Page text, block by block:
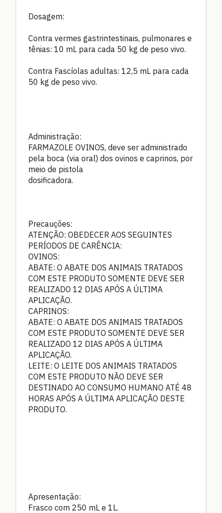
Dosagem:
Contra vermes gastrintestinais, pulmonares e
tênias: 10 mL para cada 50 kg de peso vivo.
Contra Fascíolas adultas: 12,5 mL para cada
50 kg de peso vivo.
Administração:
FARMAZOLE OVINOS, deve ser administrado
pela boca (via oral) dos ovinos e caprinos, por
meio de pistola
dosificadora.
Precauções:
ATENÇÃO: OBEDECER AOS SEGUINTES
PERÍODOS DE CARÊNCIA:
OVINOS:
ABATE: O ABATE DOS ANIMAIS TRATADOS
COM ESTE PRODUTO SOMENTE DEVE SER
REALIZADO 12 DIAS APÓS A ÚLTIMA
APLICAÇÃO.
CAPRINOS:
ABATE: O ABATE DOS ANIMAIS TRATADOS
COM ESTE PRODUTO SOMENTE DEVE SER
REALIZADO 12 DIAS APÓS A ÚLTIMA
APLICAÇÃO.
LEITE: O LEITE DOS ANIMAIS TRATADOS
COM ESTE PRODUTO NÃO DEVE SER
DESTINADO AO CONSUMO HUMANO ATÉ 48
HORAS APÓS A ÚLTIMA APLICAÇÃO DESTE
PRODUTO.
Apresentação:
Frasco com 250 mL e 1L.